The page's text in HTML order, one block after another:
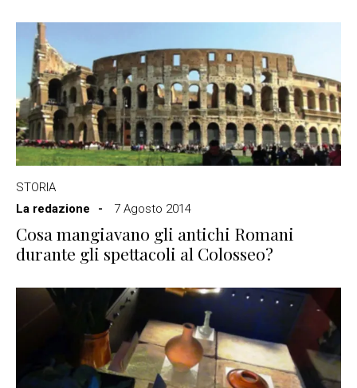
STORIA
La redazione
7 Agosto 2014
Cosa mangiavano gli antichi Romani
durante gli spettacoli al Colosseo?